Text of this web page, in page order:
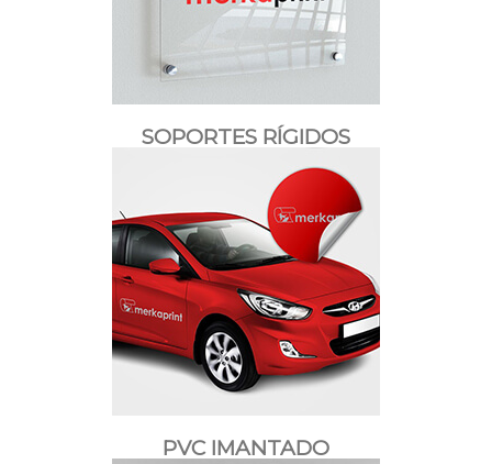
SOPORTES RÍGIDOS
PVC IMANTADO